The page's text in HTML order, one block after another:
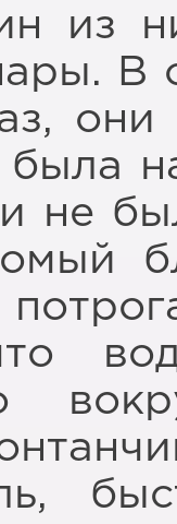
из
В
не